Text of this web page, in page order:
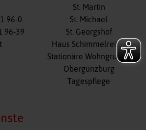
96-0
96-39
St. Martin
St. Michael
St. Georgshof
Haus Schimmelreiter
Stationäre Wohngruppe
Obergünzburg
Tagespflege